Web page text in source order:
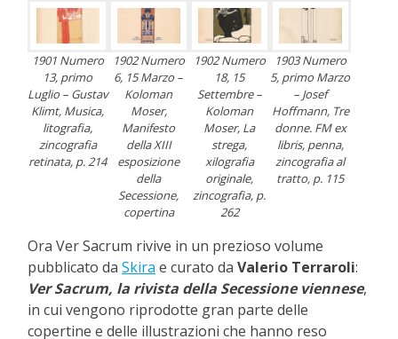
1901 Numero
13, primo
Luglio – Gustav
Klimt, Musica,
litografia,
zincografia
retinata, p. 214
1902 Numero
6, 15 Marzo –
Koloman
Moser,
Manifesto
della XIII
esposizione
della
Secessione,
copertina
1902 Numero
18, 15
Settembre –
Koloman
Moser, La
strega,
xilografia
originale,
zincografia, p.
262
1903 Numero
5, primo Marzo
– Josef
Hoffmann, Tre
donne. FM ex
libris, penna,
zincografia al
tratto, p. 115
Ora Ver Sacrum rivive in un prezioso volume
pubblicato da Skira e curato da Valerio Terraroli:
Ver Sacrum, la rivista della Secessione viennese,
in cui vengono riprodotte gran parte delle
copertine e delle illustrazioni che hanno reso